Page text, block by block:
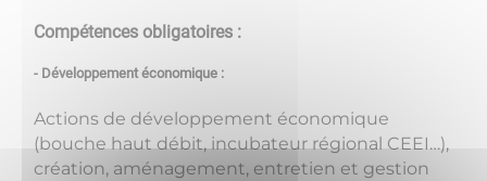
Compétences obligatoires :
- Développement économique :
Actions de développement économique
(bouche haut débit, incubateur régional CEEI…),
création, aménagement, entretien et gestion